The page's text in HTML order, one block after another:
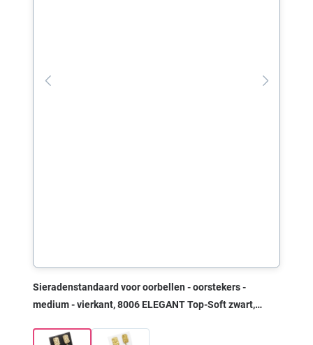
Sieradenstandaard voor oorbellen - oorstekers -
medium - vierkant, 8006 ELEGANT Top-Soft zwart,